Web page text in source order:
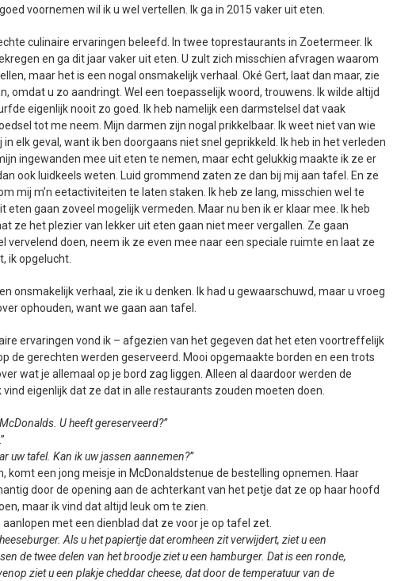
voornemen wil ik u wel vertellen. Ik ga in 2015 vaker uit eten.
culinaire ervaringen beleefd. In twee toprestaurants in Zoetermeer. Ik
en ga dit jaar vaker uit eten. U zult zich misschien afvragen waarom
maar het is een nogal onsmakelijk verhaal. Oké Gert, laat dan maar, zie
omdat u zo aandringt. Wel een toepasselijk woord, trouwens. Ik wilde altijd
eigenlijk nooit zo goed. Ik heb namelijk een darmstelsel dat vaak
tot me neem. Mijn darmen zijn nogal prikkelbaar. Ik weet niet van wie
elk geval, want ik ben doorgaans niet snel geprikkeld. Ik heb in het verleden
ingewanden mee uit eten te nemen, maar echt gelukkig maakte ik ze er
ook luidkeels weten. Luid grommend zaten ze dan bij mij aan tafel. En ze
mij m’n eetactiviteiten te laten staken. Ik heb ze lang, misschien wel te
eten gaan zoveel mogelijk vermeden. Maar nu ben ik er klaar mee. Ik heb
ze het plezier van lekker uit eten gaan niet meer vergallen. Ze gaan
vervelend doen, neem ik ze even mee naar een speciale ruimte en laat ze
ik opgelucht.
onsmakelijk verhaal, zie ik u denken. Ik had u gewaarschuwd, maar u vroeg
ophouden, want we gaan aan tafel.
ervaringen vond ik – afgezien van het gegeven dat het eten voortreffelijk
de gerechten werden geserveerd. Mooi opgemaakte borden en een trots
wat je allemaal op je bord zag liggen. Alleen al daardoor werden de
vind eigenlijk dat ze dat in alle restaurants zouden moeten doen.
U heeft gereserveerd?”
uw tafel. Kan ik uw jassen aannemen?”
komt een jong meisje in McDonaldstenue de bestelling opnemen. Haar
door de opening aan de achterkant van het petje dat ze op haar hoofd
maar ik vind dat altijd leuk om te zien.
met een dienblad dat ze voor je op tafel zet.
Als u het papiertje dat eromheen zit verwijdert, ziet u een
de twee delen van het broodje ziet u een hamburger. Dat is een ronde,
ziet u een plakje cheddar cheese, dat door de temperatuur van de